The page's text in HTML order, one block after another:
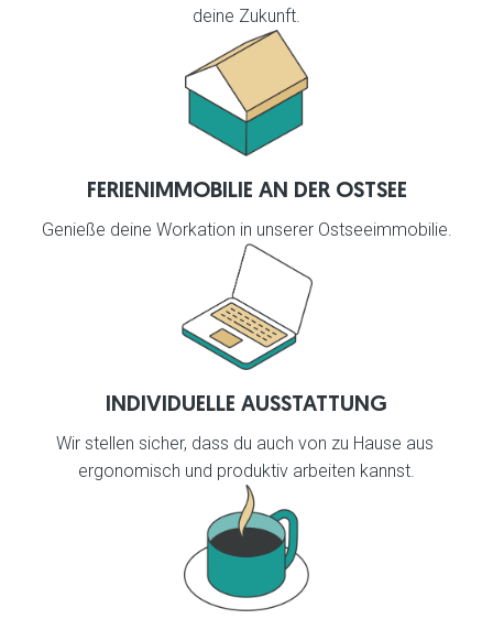
deine Zukunft.
FERIENIMMOBILIE AN DER OSTSEE
Genieße deine Workation in unserer Ostseeimmobilie.
INDIVIDUELLE AUSSTATTUNG
Wir stellen sicher, dass du auch von zu Hause aus
ergonomisch und produktiv arbeiten kannst.